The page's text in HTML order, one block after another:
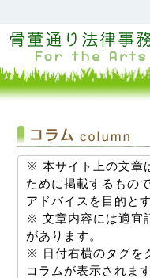
※ 本サイト上の文章
ために掲載するもの
アドバイスを目的と
※ 文章内容には適宜
があります。
※ 日付右横のタグを
コラムが表示されます